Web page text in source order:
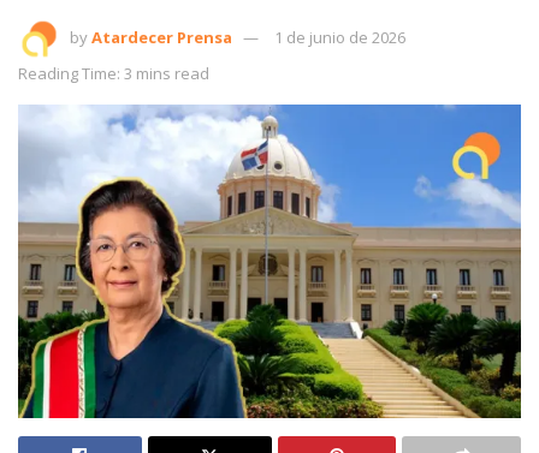
byAtardecer Prensa
1 de junio de 2026
Reading Time: 3 mins read